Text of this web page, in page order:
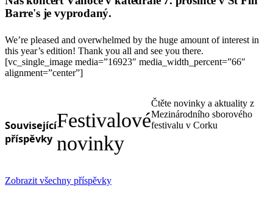
Barre's je vyprodaný.
We’re pleased and overwhelmed by the huge amount of interest in
this year’s edition! Thank you all and see you there.
[vc_single_image media=”16923″ media_width_percent=”66″
alignment=”center”]
Související
příspěvky
Festivalové
novinky
Čtěte novinky a aktuality z
Mezinárodního sborového
festivalu v Corku
Zobrazit všechny příspěvky